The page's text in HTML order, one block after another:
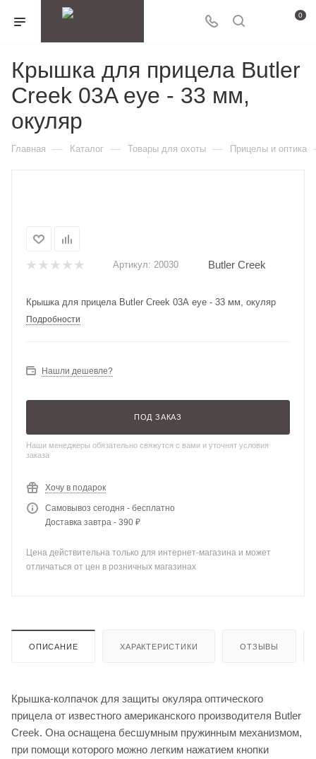
0
Крышка для прицела Butler
Creek 03A eye - 33 мм,
окуляр
Главная — Каталог — Товары для охоты — Прицелы и оптика
Артикул: 20030 Butler Creek
Крышка для прицела Butler Creek 03A eye - 33 мм, окуляр
Подробности
Нашли дешевле?
ПОД ЗАКАЗ
Наши менеджеры обязательно свяжутся с вами и уточнят условия
заказа
Хочу в подарок
Самовывоз сегодня - бесплатно
Доставка завтра - 390 ₽
Цена действительна только для интернет-магазина и может
отличаться от цен в розничных магазинах
ОПИСАНИЕ ХАРАКТЕРИСТИКИ ОТЗЫВЫ
Крышка-колпачок для защиты окуляра оптического
прицела от известного американского производителя Butler
Creek. Она оснащена бесшумным пружинным механизмом,
при помощи которого можно легким нажатием кнопки